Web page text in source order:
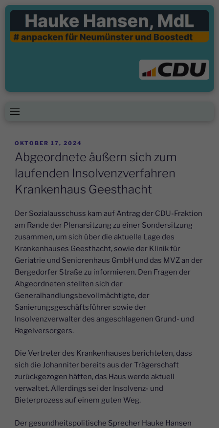
Skip
content
VERÖFFENTLICHT
AM
OKTOBER 17, 2024
Abgeordnete äußern sich zum
laufenden Insolvenzverfahren
Krankenhaus Geesthacht
Der Sozialausschuss kam auf Antrag der CDU-Fraktion
am Rande der Plenarsitzung zu einer Sondersitzung
zusammen, um sich über die aktuelle Lage des
Krankenhauses Geesthacht, sowie der Klinik für
Geriatrie und Seniorenhaus GmbH und das MVZ an der
Bergedorfer Straße zu informieren. Den Fragen der
Abgeordneten stellten sich der
Generalhandlungsbevollmächtigte, der
Sanierungsgeschäftsführer sowie der
Insolvenzverwalter des angeschlagenen Grund- und
Regelversorgers.
Die Vertreter des Krankenhauses berichteten, dass
sich die Johanniter bereits aus der Trägerschaft
zurückgezogen hätten, das Haus werde aktuell
verwaltet. Allerdings sei der Insolvenz- und
Bieterprozess auf einem guten Weg.
Der gesundheitspolitische Sprecher Hauke Hansen